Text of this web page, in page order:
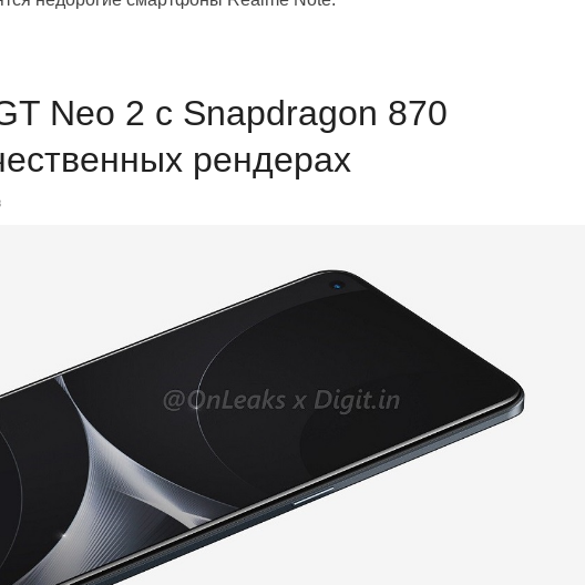
Neo 2 с Snapdragon 870
рендерах